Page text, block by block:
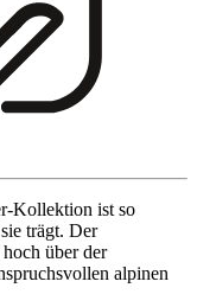
Kollektion ist so
trägt. Der
über der
alpinen